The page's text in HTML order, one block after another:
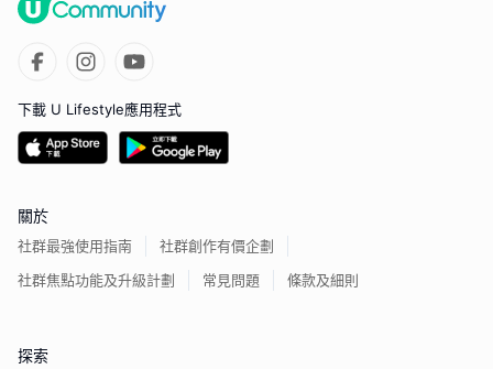
下載 U Lifestyle應用程式
關於
社群最強使用指南
社群創作有價企劃
社群焦點功能及升級計劃
常見問題 條款及細則
探索